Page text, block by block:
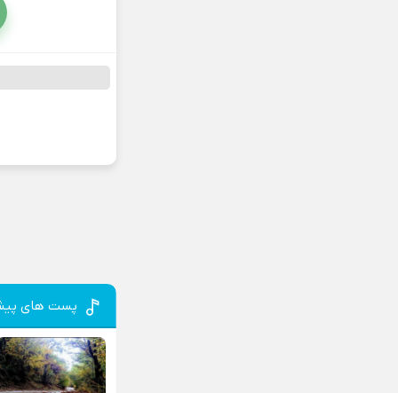
پست های